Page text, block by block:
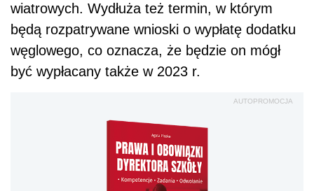
wiatrowych. Wydłuża też termin, w którym
będą rozpatrywane wnioski o wypłatę dodatku
węglowego, co oznacza, że będzie on mógł
być wypłacany także w 2023 r.
AUTOPROMOCJA